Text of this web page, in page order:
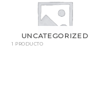
UNCATEGORIZED
1 PRODUCTO